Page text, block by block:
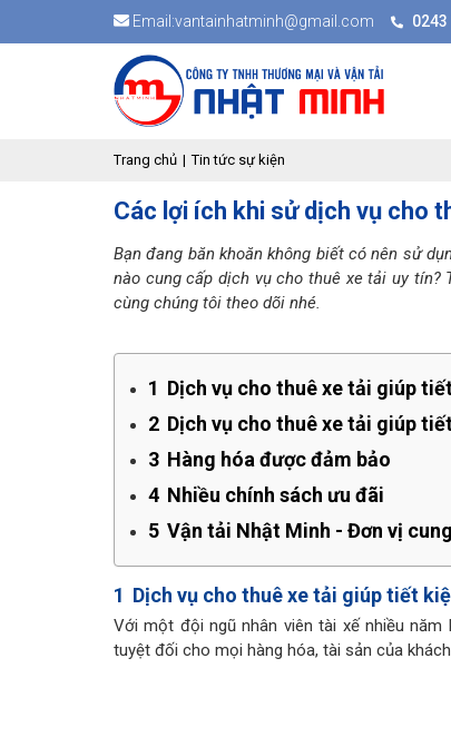
Email:vantainhatminh@gmail.com 0243
Trang chủ Tin tức sự kiện
Các lợi ích khi sử dịch vụ cho
Bạn đang băn khoăn không biết có nên sử
nào cung cấp dịch vụ cho thuê xe tải uy
cùng chúng tôi theo dõi nhé.
1 Dịch vụ cho thuê xe tải giúp
2 Dịch vụ cho thuê xe tải giúp
3 Hàng hóa được đảm bảo
4 Nhiều chính sách ưu đãi
5 Vận tải Nhật Minh - Đơn vị
1 Dịch vụ cho thuê xe tải giúp tiết
Với một đội ngũ nhân viên tài xế nhiều
tuyệt đối cho mọi hàng hóa, tài sản của